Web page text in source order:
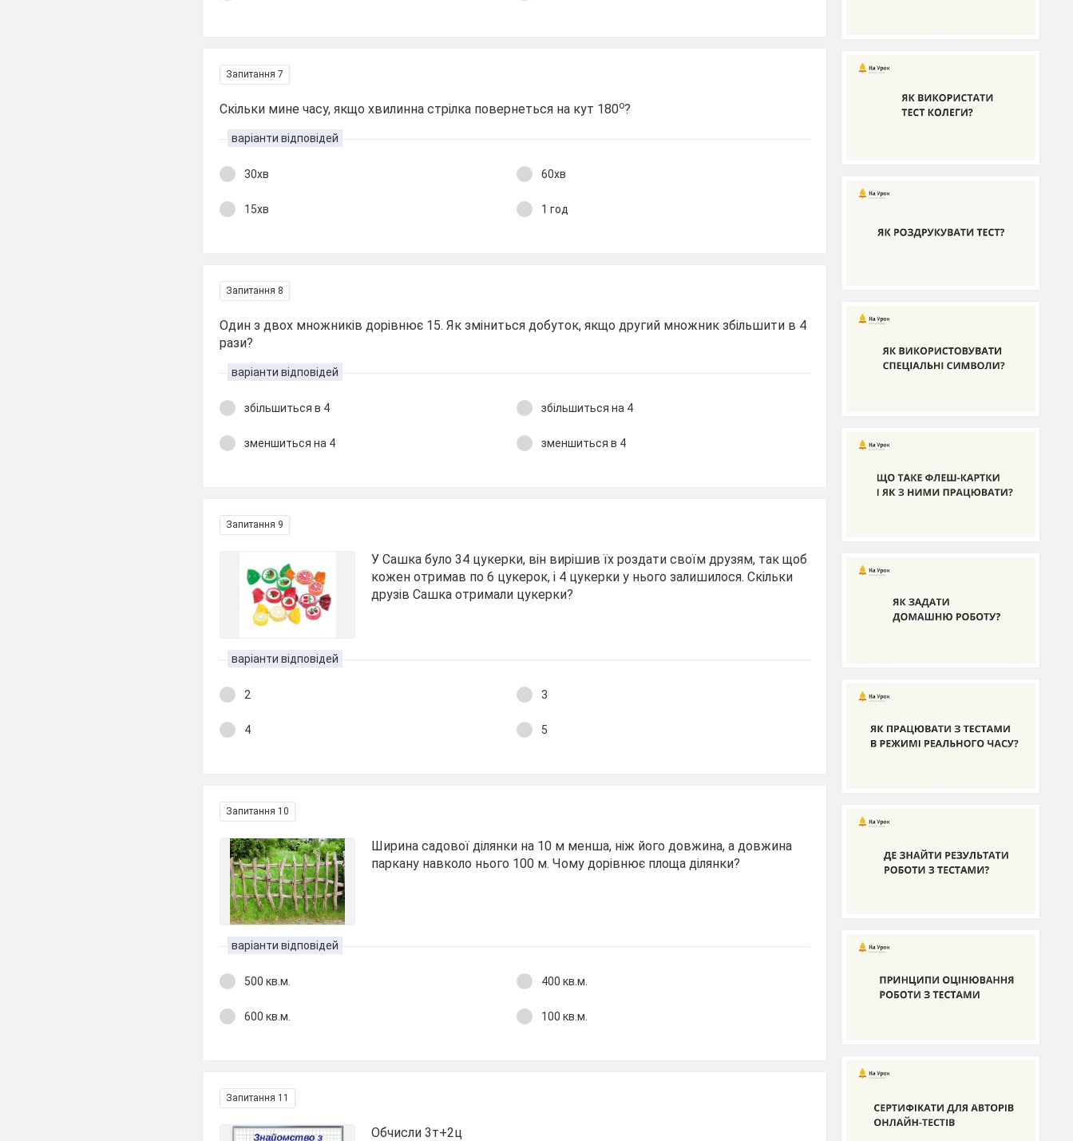
Запитання 7
Скільки мине часу, якщо хвилинна стрілка повернеться на кут 180о?
варіанти відповідей
30хв 60хв
15хв 1 год
Запитання 8
Один з двох множників дорівнює 15. Як зміниться добуток, якщо другий множник збільшити в 4
рази?
варіанти відповідей
збільшиться в 4 збільшиться на 4
зменшиться на 4 зменшиться в 4
Запитання 9
У Сашка було 34 цукерки, він вирішив їх роздати своїм друзям, так щоб
кожен отримав по 6 цукерок, і 4 цукерки у нього залишилося. Скільки
друзів Сашка отримали цукерки?
варіанти відповідей
2 3
4 5
Запитання 10
Ширина садової ділянки на 10 м менша, ніж його довжина, а довжина
паркану навколо нього 100 м. Чому дорівнює площа ділянки?
варіанти відповідей
500 кв.м. 400 кв.м.
600 кв.м. 100 кв.м.
Запитання 11
Обчисли 3т+2ц